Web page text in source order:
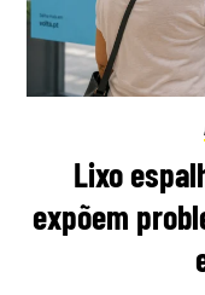
Lixo
expõem